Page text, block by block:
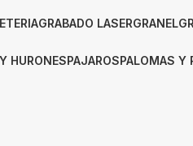
GRABADO LASERGRANEL
HURONESPAJAROSPALOMAS Y